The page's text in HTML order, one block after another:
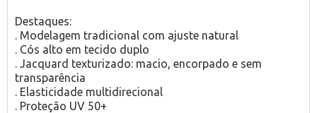
Destaques:
. Modelagem tradicional com ajuste natural
. Cós alto em tecido duplo
. Jacquard texturizado: macio, encorpado e sem
transparência
. Elasticidade multidirecional
. Proteção UV 50+